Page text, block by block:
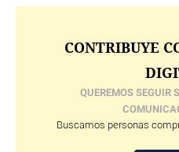
CONTRIBUYE
QUEREMOS SEGUIR
Buscamos personas